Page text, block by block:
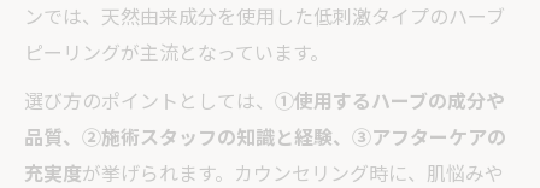
ンでは、天然由来成分を使用した低刺激タイプのハーブ
ピーリングが主流となっています。
選び方のポイントとしては、 ①使用するハーブの成分や
品質、②施術スタッフの知識と経験、③アフターケアの
充実度が挙げられます。カウンセリング時に、肌悩みや